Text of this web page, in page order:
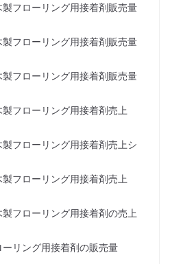
製フローリング用接着剤販売量
製フローリング用接着剤販売量
製フローリング用接着剤販売量
フローリング用接着剤売上
フローリング用接着剤売上シ
フローリング用接着剤売上
フローリング用接着剤の売上
ーリング用接着剤の販売量